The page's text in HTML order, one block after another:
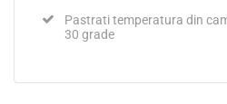
Pastrati temperatura din
30 grade